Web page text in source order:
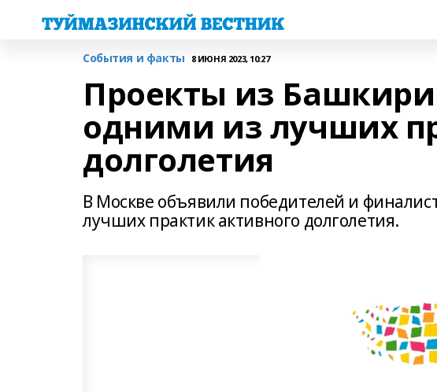
События и факты 8 ИЮНЯ 2023, 10:27
Проекты из
одними из лучших
долголетия
В Москве объявили победителей и
лучших практик активного долголетия.